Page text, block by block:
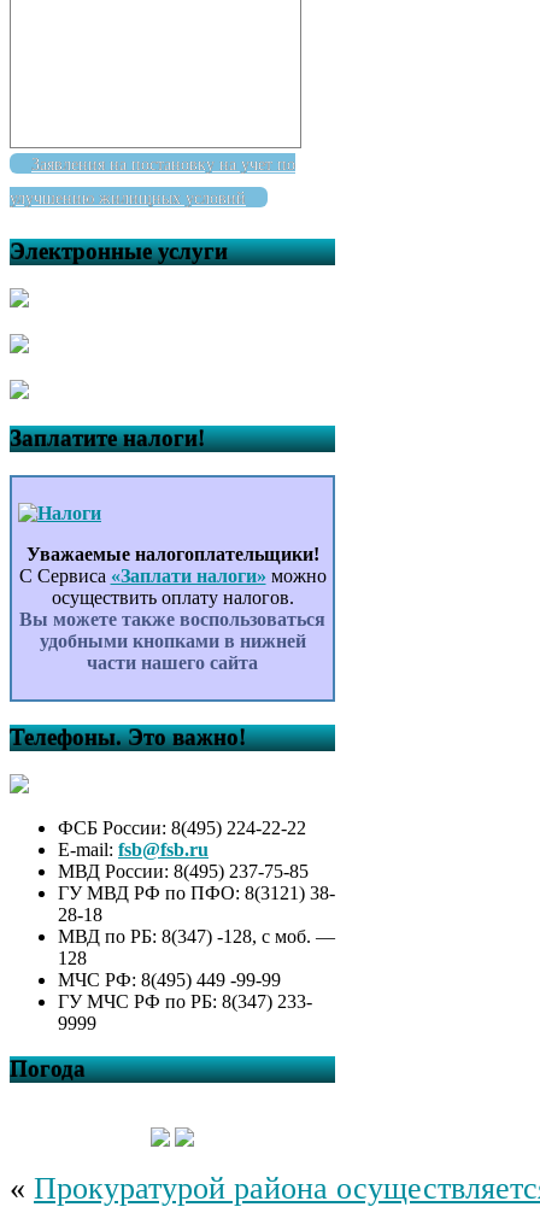
Заявления на постановку на учет по
улучшению жилищных условий
Электронные услуги
Заплатите налоги!
Уважаемые налогоплательщики!
С Сервиса «Заплати налоги» можно
осуществить оплату налогов.
Вы можете также воспользоваться
удобными кнопками в нижней
части нашего сайта
Телефоны. Это важно!
ФСБ России: 8(495) 224-22-22
E-mail: fsb@fsb.ru
МВД России: 8(495) 237-75-85
ГУ МВД РФ по ПФО: 8(3121) 38-
28-18
МВД по РБ: 8(347) -128, с моб. —
128
МЧС РФ: 8(495) 449 -99-99
ГУ МЧС РФ по РБ: 8(347) 233-
9999
Погода
« Прокуратурой района